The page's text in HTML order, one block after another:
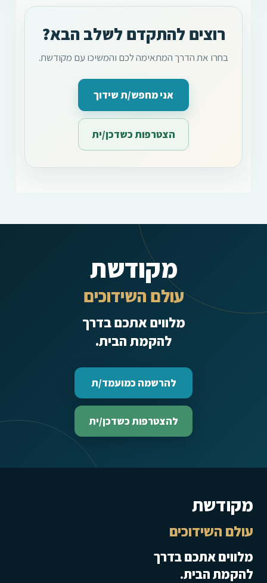
רוצים להתקדם לשלב הבא?
בחרו את הדרך המתאימה לכם והמשיכו עם מקודשת.
אני מחפש/ת שידוך
הצטרפות כשדכן/ית
מקודשת
עולם השידוכים
מלווים אתכם בדרך
להקמת הבית.
להרשמה כמועמד/ת
להצטרפות כשדכן/ית
מקודשת
עולם השידוכים
מלווים אתכם בדרך
להקמת הבית.